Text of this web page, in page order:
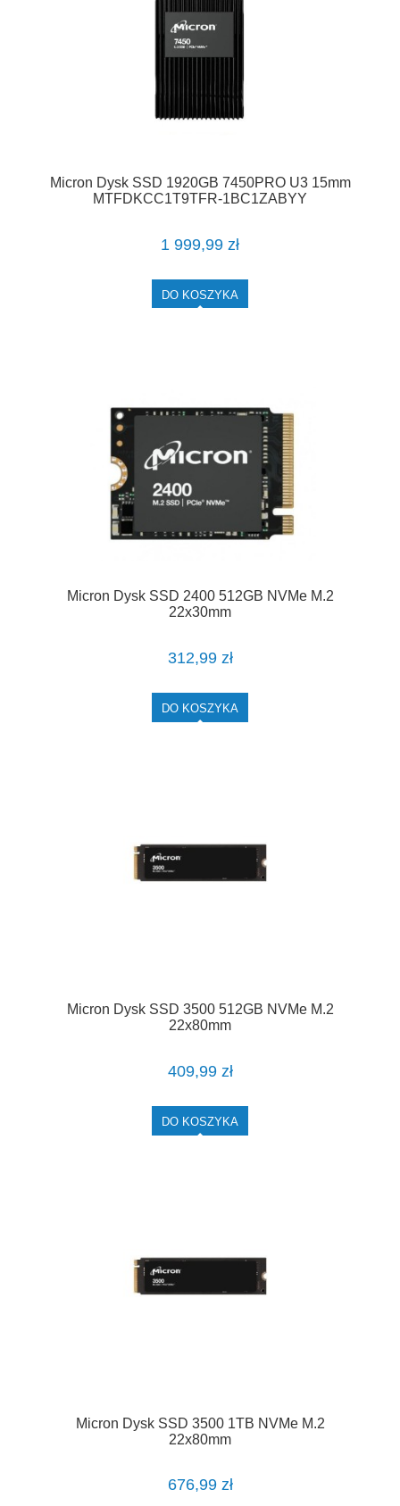
Micron Dysk SSD 1920GB 7450PRO U3 15mm
MTFDKCC1T9TFR-1BC1ZABYY
1 999,99 zł
DO KOSZYKA
Micron Dysk SSD 2400 512GB NVMe M.2
22x30mm
312,99 zł
DO KOSZYKA
Micron Dysk SSD 3500 512GB NVMe M.2
22x80mm
409,99 zł
DO KOSZYKA
Micron Dysk SSD 3500 1TB NVMe M.2
22x80mm
676,99 zł